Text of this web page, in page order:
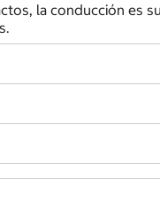
la conducción